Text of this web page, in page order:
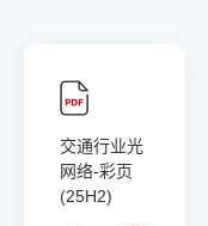
交通行业光
网络-彩页
(25H2)